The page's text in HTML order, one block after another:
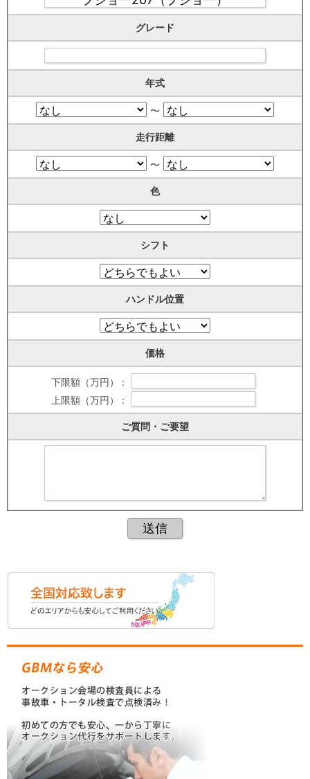
グレード
年式
〜
走行距離
〜
色
シフト
ハンドル位置
価格
下限額（万円） :
上限額（万円） :
ご質問・ご要望